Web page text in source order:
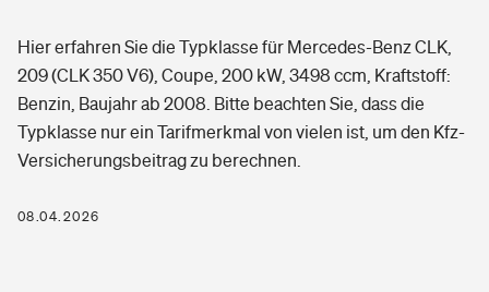
Arbeitsrechtsschutz
Berufshaftpflichtversicherung
Hausratversicherung
Elementarversicherung
Photovoltaik
Wärmepumpen versichern
Pri­vate Haft­pflicht­
Rechts­schutz­ver­si­che­rung
Gesundheit
Private Krankenversicherung
Hier erfahren Sie die Typklasse für Mercedes-Benz CLK,
209 (CLK 350 V6), Coupe, 200 kW, 3498 ccm, Kraftstoff:
Benzin, Baujahr ab 2008. Bitte beachten Sie, dass die
Typklasse nur ein Tarifmerkmal von vielen ist, um den Kfz-
Versicherungsbeitrag zu berechnen.
08.04.2026